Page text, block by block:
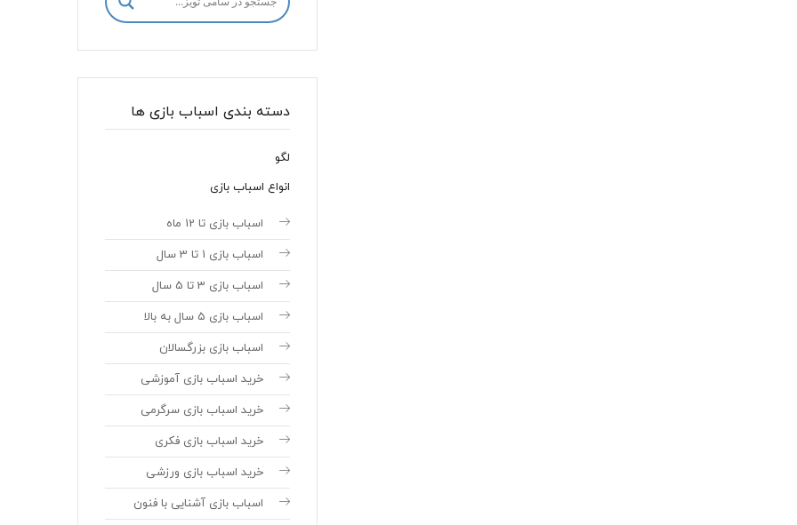
دسته بندی اسباب بازی ها
لگو
انواع اسباب بازی
اسباب بازی تا 12 ماه
اسباب بازی 1 تا 3 سال
اسباب بازی 3 تا 5 سال
اسباب بازی 5 سال به بالا
اسباب بازی بزرگسالان
خرید اسباب بازی آموزشی
خرید اسباب بازی سرگرمی
خرید اسباب بازی فکری
خرید اسباب بازی ورزشی
اسباب بازی آشنایی با فنون